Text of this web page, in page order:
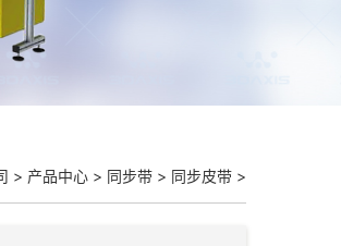
> 产品中心 > 同步带 > 同步皮带 >